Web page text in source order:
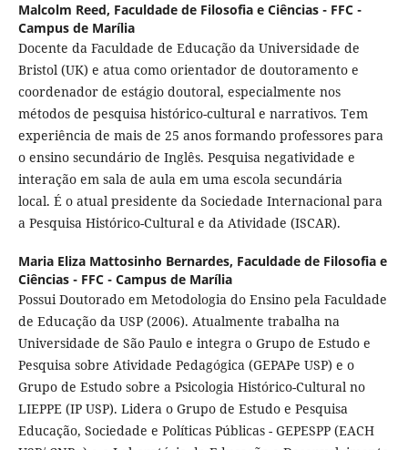
Malcolm Reed, Faculdade de Filosofia e Ciências - FFC -
Campus de Marília
Docente da Faculdade de Educação da Universidade de
Bristol (UK) e atua como orientador de doutoramento e
coordenador de estágio doutoral, especialmente nos
métodos de pesquisa histórico-cultural e narrativos. Tem
experiência de mais de 25 anos formando professores para
o ensino secundário de Inglês. Pesquisa negatividade e
interação em sala de aula em uma escola secundária
local. É o atual presidente da Sociedade Internacional para
a Pesquisa Histórico-Cultural e da Atividade (ISCAR).
Maria Eliza Mattosinho Bernardes, Faculdade de Filosofia e
Ciências - FFC - Campus de Marília
Possui Doutorado em Metodologia do Ensino pela Faculdade
de Educação da USP (2006). Atualmente trabalha na
Universidade de São Paulo e integra o Grupo de Estudo e
Pesquisa sobre Atividade Pedagógica (GEPAPe USP) e o
Grupo de Estudo sobre a Psicologia Histórico-Cultural no
LIEPPE (IP USP). Lidera o Grupo de Estudo e Pesquisa
Educação, Sociedade e Políticas Públicas - GEPESPP (EACH